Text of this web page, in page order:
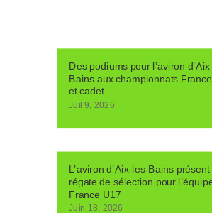
Des podiums pour l’aviron
Bains aux championnats
et cadet.
Juil 9, 2026
L’aviron d’Aix-les-Bains présent
régate de sélection pour
France U17
Juin 18, 2026